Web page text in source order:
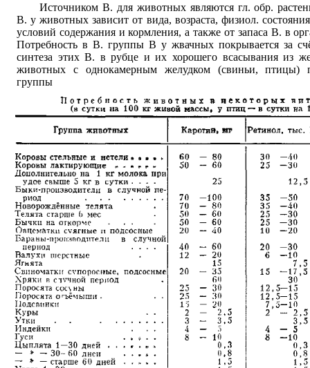
Источником В. для животных являются гл. обр.
В. у животных зависит от вида, возраста, физиол.
условий содержания и кормления, а также от запаса В. в
Потребность в В. группы В у жвачных покрывается за
синтеза этих В. в рубце и их хорошего всасывания из
животных с однокамерным желудком (свиньи, птицы)
группы